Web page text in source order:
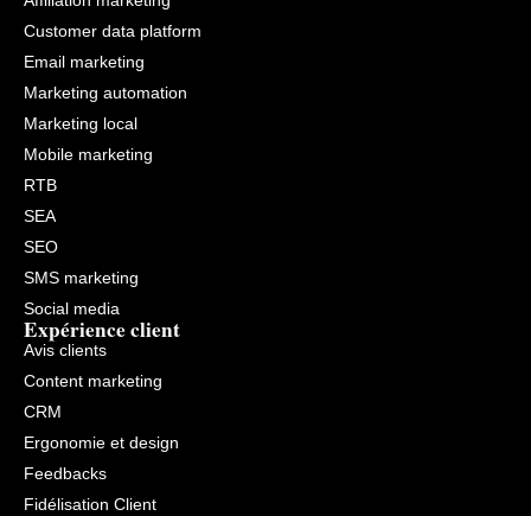
Customer data platform
Email marketing
Marketing automation
Marketing local
Mobile marketing
RTB
SEA
SEO
SMS marketing
Social media
Expérience client
Avis clients
Content marketing
CRM
Ergonomie et design
Feedbacks
Fidélisation Client